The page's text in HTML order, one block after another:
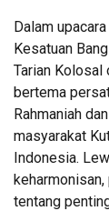
Dalam
Kesatuan
Tarian Kolosal
bertema
Rahmaniah
masyarakat
Indonesia.
tentang